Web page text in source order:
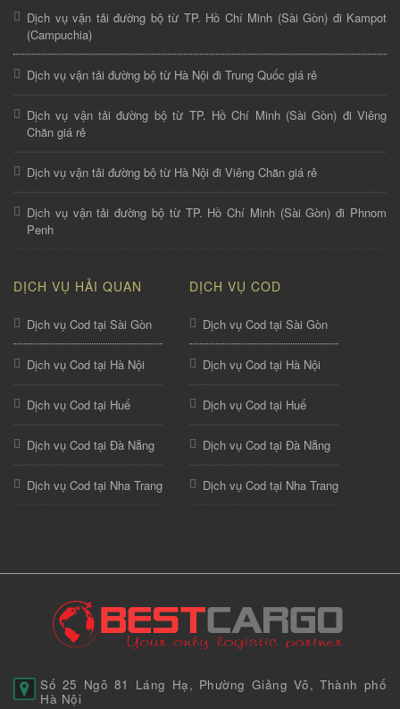
Dịch vụ vận tải đường bộ từ TP. Hồ Chí Minh (Sài Gòn) đi Kampot
(Campuchia)
Dịch vụ vận tải đường bộ từ Hà Nội đi Trung Quốc giá rẻ
Dịch vụ vận tải đường bộ từ TP. Hồ Chí Minh (Sài Gòn) đi Viêng
Chăn giá rẻ
Dịch vụ vận tải đường bộ từ Hà Nội đi Viêng Chăn giá rẻ
Dịch vụ vận tải đường bộ từ TP. Hồ Chí Minh (Sài Gòn) đi Phnom
Penh
DỊCH VỤ HẢI QUAN
Dịch vụ Cod tại Sài Gòn
Dịch vụ Cod tại Hà Nội
Dịch vụ Cod tại Huế
Dịch vụ Cod tại Đà Nẵng
Dịch vụ Cod tại Nha Trang
DỊCH VỤ COD
Dịch vụ Cod tại Sài Gòn
Dịch vụ Cod tại Hà Nội
Dịch vụ Cod tại Huế
Dịch vụ Cod tại Đà Nẵng
Dịch vụ Cod tại Nha Trang
Số 25 Ngõ 81 Láng Hạ, Phường Giảng Võ, Thành phố
Hà Nội